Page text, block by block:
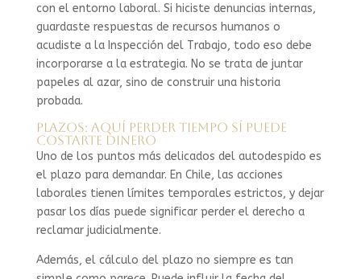
con el entorno laboral. Si hiciste denuncias internas,
guardaste respuestas de recursos humanos o
acudiste a la Inspección del Trabajo, todo eso debe
incorporarse a la estrategia. No se trata de juntar
papeles al azar, sino de construir una historia
probada.
Plazos: aquí perder tiempo sí puede
costarte dinero
Uno de los puntos más delicados del autodespido es
el plazo para demandar. En Chile, las acciones
laborales tienen límites temporales estrictos, y dejar
pasar los días puede significar perder el derecho a
reclamar judicialmente.
Además, el cálculo del plazo no siempre es tan